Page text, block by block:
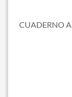
CUADERNO